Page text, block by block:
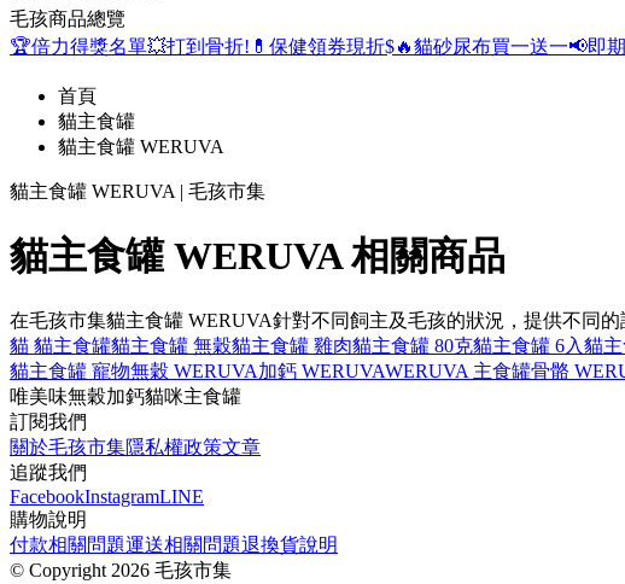
毛孩商品總覽
🏆倍力得獎名單💥打到骨折! 💊保健領券現折$🔥貓砂尿布買一送一📢即
首頁
貓主食罐
貓主食罐 WERUVA
貓主食罐 WERUVA | 毛孩市集
貓主食罐 WERUVA 相關商品
在毛孩市集貓主食罐 WERUVA針對不同飼主及毛孩的狀況，提供不同
貓 貓主食罐貓主食罐 無穀貓主食罐 雞肉貓主食罐 80克貓主食罐 6入貓主
貓主食罐 寵物無穀 WERUVA加鈣 WERUVAWERUVA 主食罐骨骼
唯美味無穀加鈣貓咪主食罐
訂閱我們
關於毛孩市集隱私權政策文章
追蹤我們
FacebookInstagramLINE
購物說明
付款相關問題運送相關問題退換貨說明
© Copyright 2026 毛孩市集